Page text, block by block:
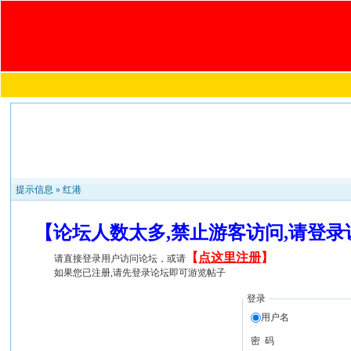
提示信息 »红港
【论坛人数太多,禁止游客访问,请登
请直接登录用户访问论坛，或请 【 点这里注册】
如果您已注册,请先登录论坛即可游览帖子
登录
用户名
密 码